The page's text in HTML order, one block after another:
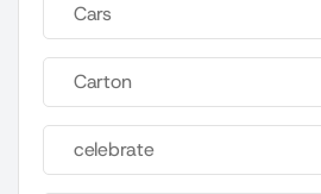
Cars
Carton
celebrate